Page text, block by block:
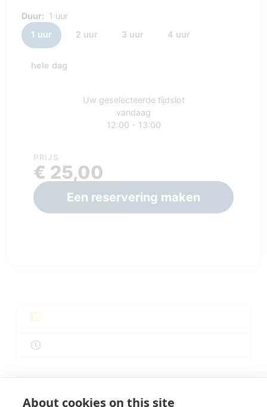
Duur: 1 uur
1 uur
2 uur 3 uur 4 uur
hele dag
Uw geselecteerde tijdslot
vandaag
12:00 - 13:00
PRIJS
€ 25,00
Een reservering maken
.
About cookies on this site